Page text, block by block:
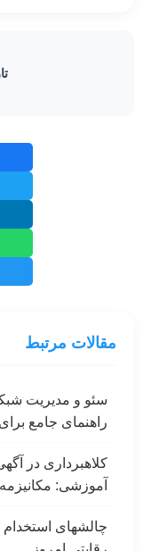
مقالات مرتبط
سئو و مدیریت
راهنمای جامع
کلاهبرداری در
آموزشی:
چالشهای